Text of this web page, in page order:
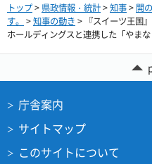
トップ> 県政情報・統計>知事> 開
す。 >知事の動き > 『スイーツ王国
ホールディングスと連携した「やま
庁舎案内
サイトマップ
このサイトについて